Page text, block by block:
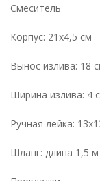
Смеситель
Корпус: 21х4,5 см
Вынос излива: 18
Ширина излива: 4
Ручная лейка:
Шланг: длина 1,5 м